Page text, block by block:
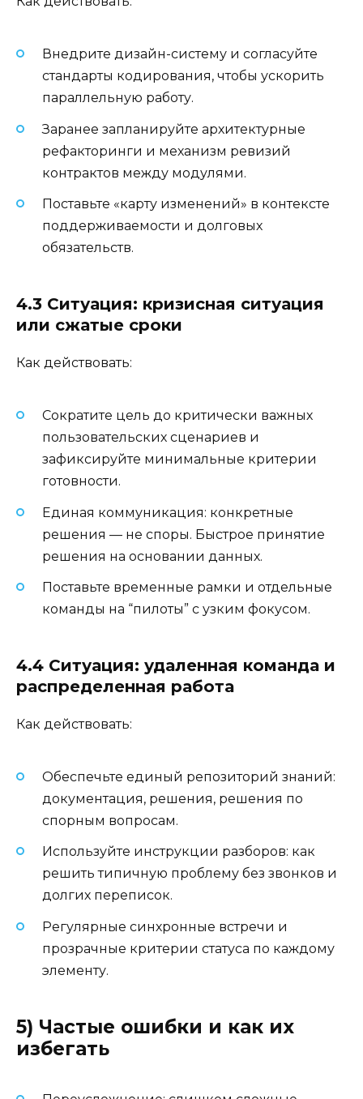
Внедрите дизайн-систему и согласуйте
стандарты кодирования, чтобы ускорить
параллельную работу.
Заранее запланируйте архитектурные
рефакторинги и механизм ревизий
контрактов между модулями.
Поставьте «карту изменений» в контексте
поддерживаемости и долговых
обязательств.
4.3 Ситуация: кризисная ситуация
или сжатые сроки
Как действовать:
Сократите цель до критически важных
пользовательских сценариев и
зафиксируйте минимальные критерии
готовности.
Единая коммуникация: конкретные
решения — не споры. Быстрое принятие
решения на основании данных.
Поставьте временные рамки и отдельные
команды на “пилоты” с узким фокусом.
4.4 Ситуация: удаленная команда и
распределенная работа
Как действовать:
Обеспечьте единый репозиторий знаний:
документация, решения, решения по
спорным вопросам.
Используйте инструкции разборов: как
решить типичную проблему без звонков и
долгих переписок.
Регулярные синхронные встречи и
прозрачные критерии статуса по каждому
элементу.
5) Частые ошибки и как их
избегать